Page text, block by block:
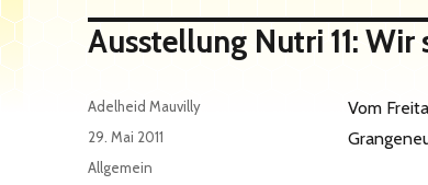
Ausstellung Nutri 11:
Vom
Autor
Adelheid Mauvilly
Veröffentlicht
am
29. Mai 2011
Kategorien
Allgemein